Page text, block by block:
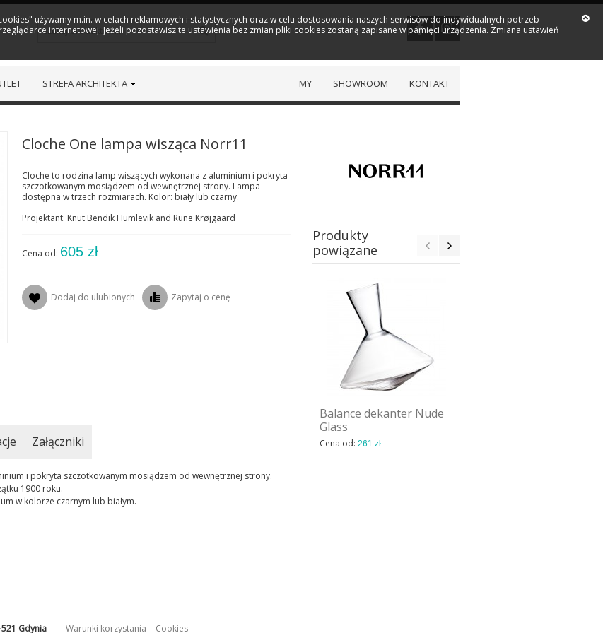
STREFA ARCHITEKTA KONTAKT
SHOWROOM
MY
Cloche One lampa wisząca Norr11
Cloche to rodzina lamp wiszących wykonana z aluminium i pokryta
szczotkowanym mosiądzem od wewnętrznej strony. Lampa
dostępna w trzech rozmiarach. Kolor: biały lub czarny.
Projektant: Knut Bendik Humlevik and Rune Krøjgaard
Cena od: 605 zł
Dodaj do ulubionych Zapytaj o cenę
Produkty
powiązane
Balance dekanter Nude
Glass
Cena od: 261 zł
Załączniki
i pokryta szczotkowanym mosiądzem od wewnętrznej strony.
1900 roku.
w kolorze czarnym lub białym.
Gdynia Warunki korzystania Cookies
używamy m.in. w celach reklamowych i statystycznych oraz w celu dostosowania naszych serwisów do indywidualnych potrzeb
internetowej. Jeżeli pozostawisz te ustawienia bez zmian pliki cookies zostaną zapisane w pamięci urządzenia. Zmiana ustawień